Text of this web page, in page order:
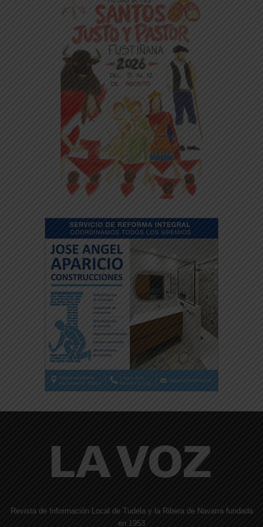
Revista de Información Local de Tudela y la Ribera de Navarra fundada
en 1953